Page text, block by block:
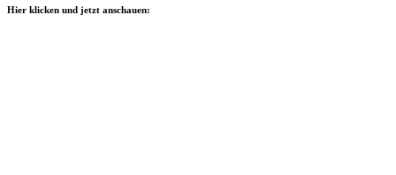
Hier klicken und jetzt anschauen: